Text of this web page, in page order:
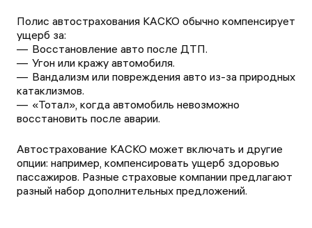
Полис автострахования КАСКО обычно компенсирует
ущерб за:
Восстановление авто после ДТП.
Угон или кражу автомобиля.
Вандализм или повреждения авто из-за природных
катаклизмов.
«Тотал», когда автомобиль невозможно
восстановить после аварии.
Автострахование КАСКО может включать и другие
опции: например, компенсировать ущерб здоровью
пассажиров. Разные страховые компании предлагают
разный набор дополнительных предложений.